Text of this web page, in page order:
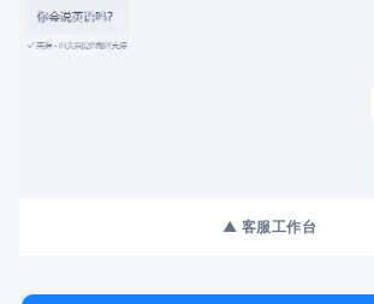
▲ 客服工作台